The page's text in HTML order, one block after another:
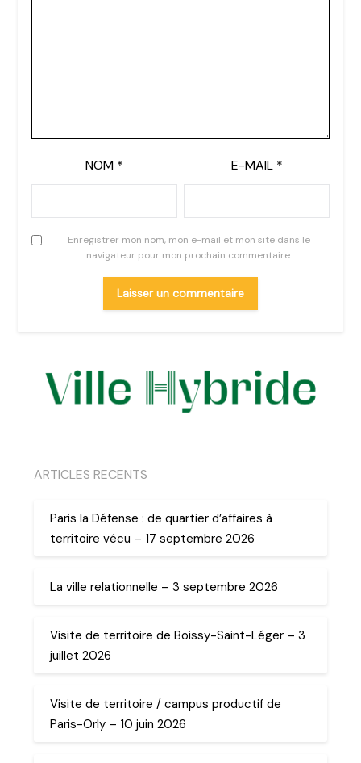
NOM * E-MAIL *
Enregistrer mon nom, mon e-mail et mon site dans le
navigateur pour mon prochain commentaire.
ARTICLES RECENTS
Paris la Défense : de quartier d’affaires à
territoire vécu – 17 septembre 2026
La ville relationnelle – 3 septembre 2026
Visite de territoire de Boissy-Saint-Léger – 3
juillet 2026
Visite de territoire / campus productif de
Paris-Orly – 10 juin 2026